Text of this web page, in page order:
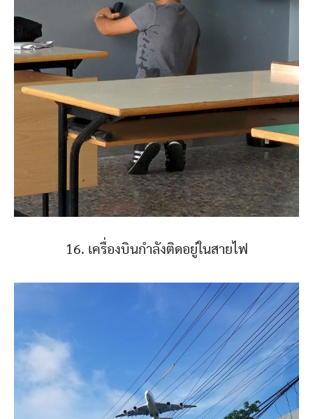
16. เครื่องบินกำลังติดอยู่ในสายไฟ